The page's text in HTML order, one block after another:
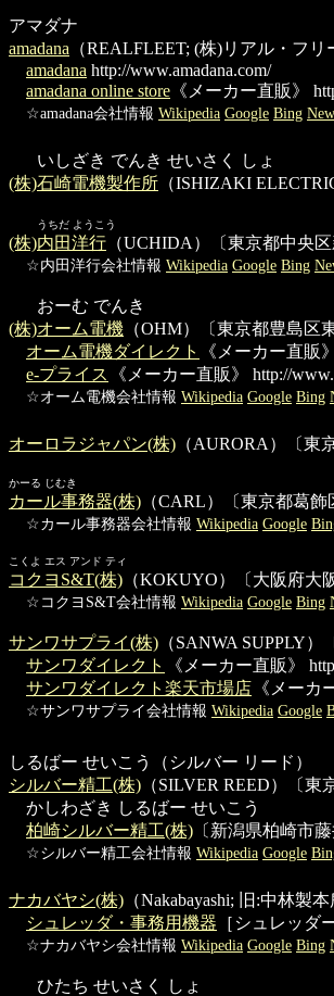
アマダナ
amadana （REALFLEET; (株)リアル・フ
amadana http://www.amadana.com/
amadana online store 《メーカー直販》
☆amadana会社情報 Wikipedia Google Bing
いしざき でんき せいさく しょ
(株)石崎電機製作所 （ISHIZAKI
うちだ ようこう
(株)内田洋行 （UCHIDA）〔東京都中央
☆内田洋行会社情報 Wikipedia Google Bing
おーむ でんき
(株)オーム電機 （OHM）〔東京都豊島区
オーム電機ダイレクト
《メーカー直販》
e-プライス
《メーカー直販》 http://
☆オーム電機会社情報 Wikipedia Google Bing
オーロラジャパン(株) （AURORA）〔東
かーる じむき
カール事務器(株) （CARL）〔東京都葛
☆カール事務器会社情報 Wikipedia Google
こくよ エス アンド ティ
コクヨS&T(株) （KOKUYO）〔大阪府大
☆コクヨS&T会社情報 Wikipedia Google Bing
サンワサプライ(株) （SANWA SUPPLY
サンワダイレクト
《メーカー直販》
サンワダイレクト楽天市場店 《メーカ
☆サンワサプライ会社情報 Wikipedia Google
しるばー せいこう（シルバー リード）
シルバー精工(株) （SILVER REED）〔
かしわざき しるばー せいこう
柏崎シルバー精工(株) 〔新潟県柏崎市藤
☆シルバー精工会社情報 Wikipedia Google
ナカバヤシ(株) （Nakabayashi; 旧:中林
シュレッダ・事務用機器 ［シュレッダ
☆ナカバヤシ会社情報 Wikipedia Google Bing
ひたち せいさく しょ